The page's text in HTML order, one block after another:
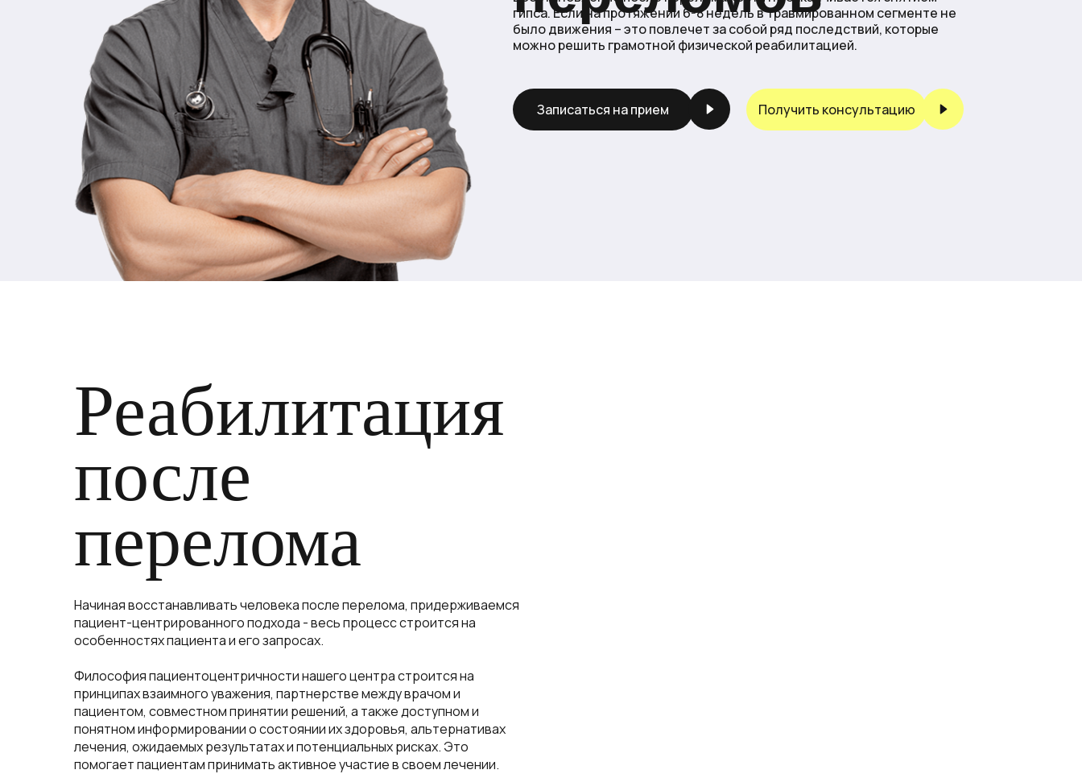
Записаться на прием Получить консультацию
гипса. Если на протяжении 6-8 недель в травмированном сегменте не
было движения – это повлечет за собой ряд последствий, которые
можно решить грамотной физической реабилитацией.
Реабилитация
после
перелома
Начиная восстанавливать человека после перелома, придерживаемся
пациент-центрированного подхода - весь процесс строится на
особенностях пациента и его запросах.
Философия пациентоцентричности нашего центра строится на
принципах взаимного уважения, партнерстве между врачом и
пациентом, совместном принятии решений, а также доступном и
понятном информировании о состоянии их здоровья, альтернативах
лечения, ожидаемых результатах и потенциальных рисках. Это
помогает пациентам принимать активное участие в своем лечении.